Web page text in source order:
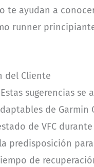
te ayudan a
runner
del Cliente
sugerencias se
de Garmin
de VFC
predisposición
de